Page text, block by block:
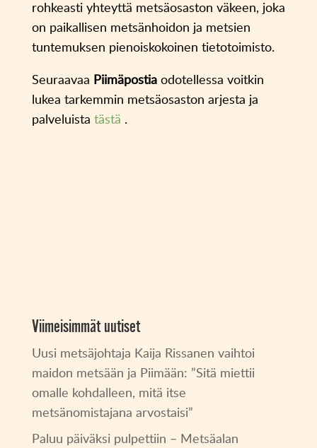
rohkeasti yhteyttä metsäosaston väkeen, joka
on paikallisen metsänhoidon ja metsien
tuntemuksen pienoiskokoinen tietotoimisto.
Seuraavaa Piimäpostiaodotellessa voitkin
lukea tarkemmin metsäosaston arjesta ja
palveluista tästä .
Viimeisimmät uutiset
Uusi metsäjohtaja Kaija Rissanen vaihtoi
maidon metsään ja Piimään: ”Sitä miettii
omalle kohdalleen, mitä itse
metsänomistajana arvostaisi”
Paluu päiväksi pulpettiin – Metsäalan